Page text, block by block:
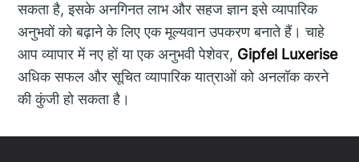
सकता है, इसके अनगिनत लाभ और सहज ज्ञान इसे व्यापारिक
अनुभवों को बढ़ाने के लिए एक मूल्यवान उपकरण बनाते हैं। चाहे
आप व्यापार में नए हों या एक अनुभवी पेशेवर, Gipfel Luxerise
अधिक सफल और सूचित व्यापारिक यात्राओं को अनलॉक करने
की कुंजी हो सकता है।